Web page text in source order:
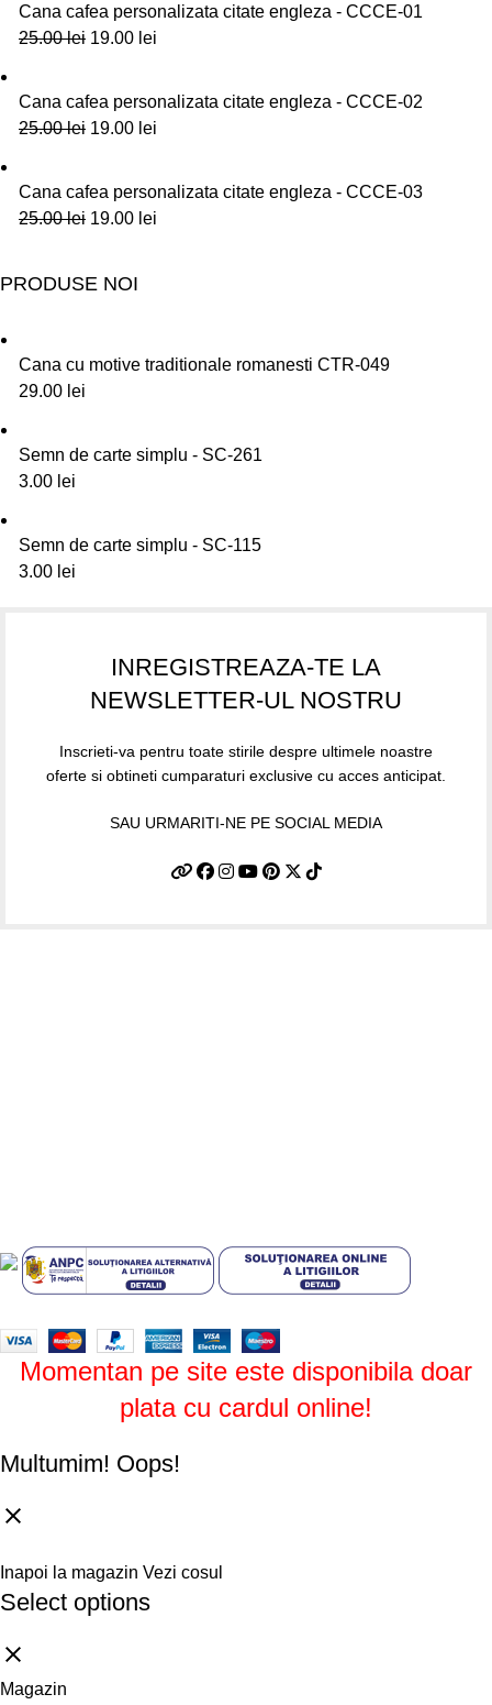
Cana cafea personalizata citate engleza - CCCE-01
25.00lei 19.00 lei
Cana cafea personalizata citate engleza - CCCE-02
25.00lei 19.00 lei
Cana cafea personalizata citate engleza - CCCE-03
25.00lei 19.00 lei
PRODUSE NOI
Cana cu motive traditionale romanesti CTR-049
29.00 lei
Semn de carte simplu - SC-261
3.00 lei
Semn de carte simplu - SC-115
3.00 lei
INREGISTREAZA-TE LA
NEWSLETTER-UL NOSTRU
Inscrieti-va pentru toate stirile despre ultimele noastre
oferte si obtineti cumparaturi exclusive cu acces anticipat.
SAU URMARITI-NE PE SOCIAL MEDIA
Momentan pe site este disponibila doar
plata cu cardul online!
Multumim! Oops!
Inapoi la magazin Vezi cosul
Select options
Magazin